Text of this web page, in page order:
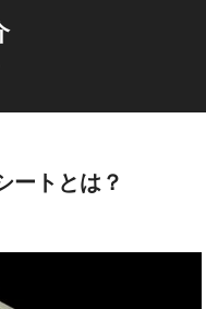
ートとは？